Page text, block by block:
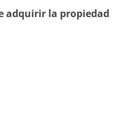
adquirir la propiedad